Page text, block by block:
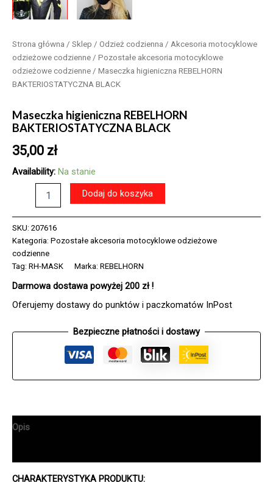
Strona główna / Sklep / Odzież codzienna / Akcesoria motocyklowe
odzieżowe codzienne / Pozostałe akcesoria motocyklowe
odzieżowe codzienne / Maseczka higieniczna REBELHORN
BAKTERIOSTATYCZNA BLACK
Maseczka higieniczna REBELHORN
BAKTERIOSTATYCZNA BLACK
35,00 zł
Availability: Na stanie
Maseczka
REBELHORN
BAKTERIOSTATYCZNA
BLACK
Dodaj do koszyka
SKU: 207616
Kategoria: Pozostałe akcesoria motocyklowe odzieżowe
codzienne
Tag: RH-MASK Marka: REBELHORN
Darmowa dostawa powyżej 200 zł !
Oferujemy dostawy do punktów i paczkomatów InPost
Bezpieczne płatności i dostawy
Opis
CHARAKTERYSTYKA PRODUKTU: